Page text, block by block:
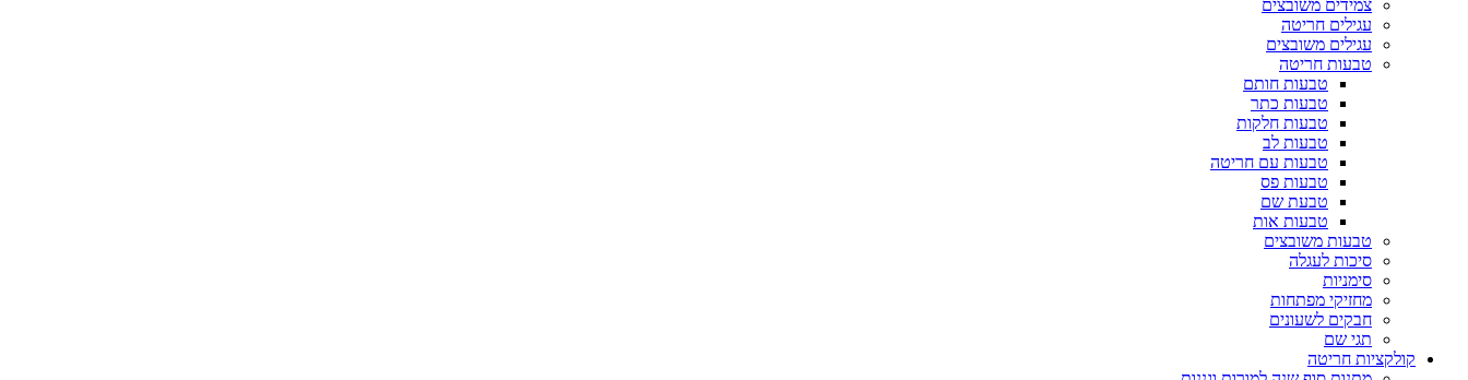
צמידים משובצים
עגילים חריטה
עגילים משובצים
טבעות חריטה
טבעות חותם
טבעות כתר
טבעות חלקות
טבעות לב
טבעות עם חריטה
טבעות פס
טבעת שם
טבעות אות
טבעות משובצים
סיכות לעגלה
סימניות
מחזיקי מפתחות
חבקים לשעונים
תגי שם
קולקציות חריטה